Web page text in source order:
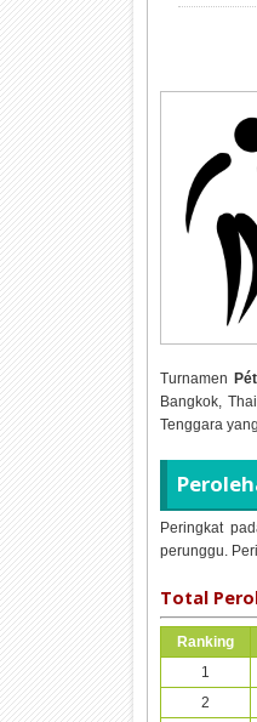
Turnamen
Bangkok,
Tenggara
Peringkat
perunggu.
Total
Ranking
1
2